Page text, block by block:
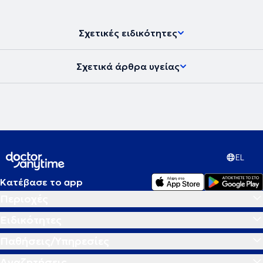
Σχετικές ειδικότητες
Σχετικά άρθρα υγείας
EL
Κατέβασε το app